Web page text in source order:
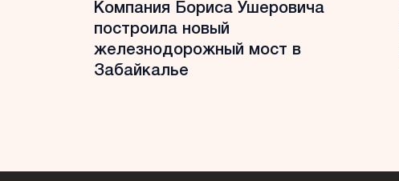
Компания Бориса Ушеровича
построила новый
железнодорожный мост в
Забайкалье